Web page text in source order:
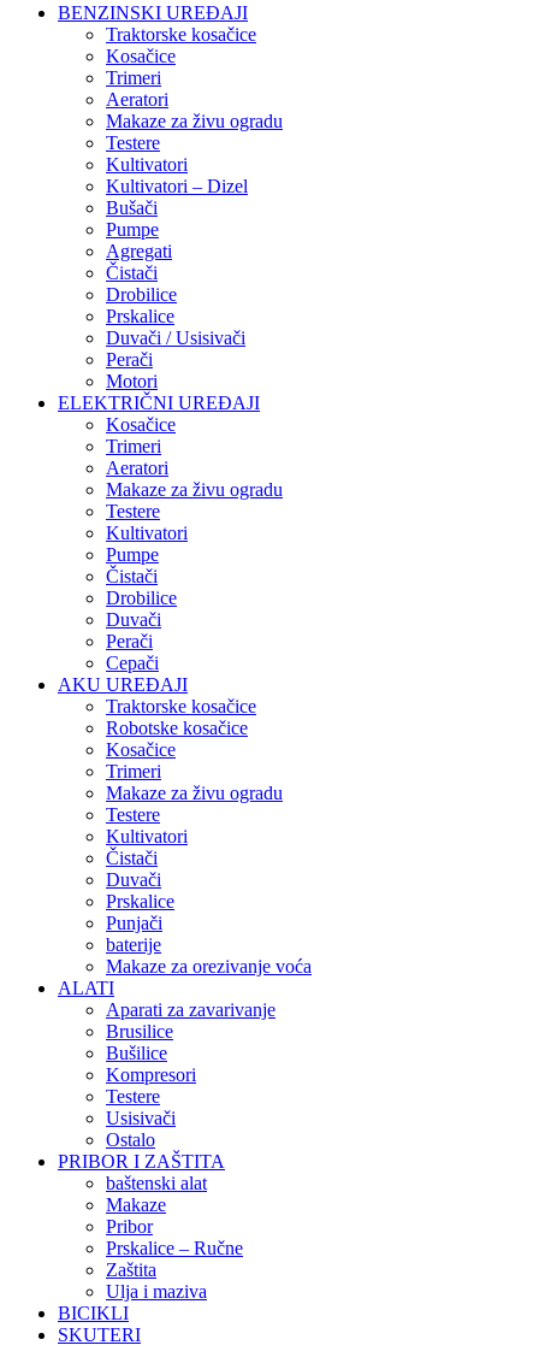
BENZINSKI UREĐAJI
Traktorske kosačice
Kosačice
Trimeri
Aeratori
Makaze za živu ogradu
Testere
Kultivatori
Kultivatori – Dizel
Bušači
Pumpe
Agregati
Čistači
Drobilice
Prskalice
Duvači / Usisivači
Perači
Motori
ELEKTRIČNI UREĐAJI
Kosačice
Trimeri
Aeratori
Makaze za živu ogradu
Testere
Kultivatori
Pumpe
Čistači
Drobilice
Duvači
Perači
Cepači
AKU UREĐAJI
Traktorske kosačice
Robotske kosačice
Kosačice
Trimeri
Makaze za živu ogradu
Testere
Kultivatori
Čistači
Duvači
Prskalice
Punjači
baterije
Makaze za orezivanje voća
ALATI
Aparati za zavarivanje
Brusilice
Bušilice
Kompresori
Testere
Usisivači
Ostalo
PRIBOR I ZAŠTITA
baštenski alat
Makaze
Pribor
Prskalice – Ručne
Zaštita
Ulja i maziva
BICIKLI
SKUTERI